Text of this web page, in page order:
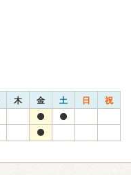
木 金 土 日 祝